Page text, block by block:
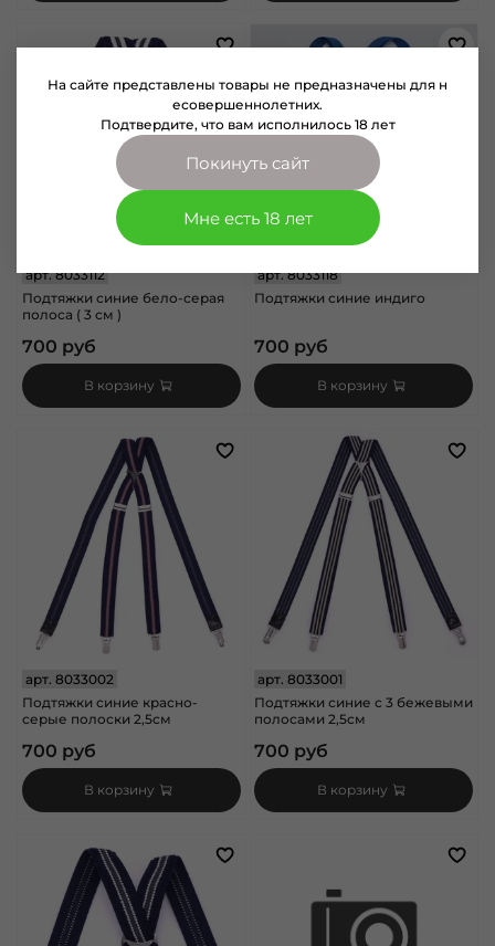
арт.8033112
Подтяжки синие бело-серая
полоса ( 3 см )
700 руб
В корзину
арт.8033118
Подтяжки синие индиго
700 руб
В корзину
арт. 8033002
Подтяжки синие красно-
серые полоски 2,5см
700 руб
В корзину
арт.8033001
Подтяжки синие с 3 бежевыми
полосами 2,5см
700 руб
В корзину
На сайте представлены товары не предназначены для н
есовершеннолетних.
Подтвердите, что вам исполнилось 18 лет
Покинуть сайт
Мне есть 18 лет